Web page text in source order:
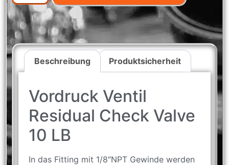
Beschreibung Produktsicherheit
Vordruck Ventil
Residual Check Valve
10 LB
In das Fitting mit 1/8″NPT Gewinde werden